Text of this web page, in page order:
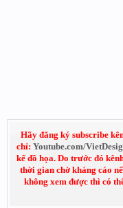
Hãy đăng ký subscribe
chỉ: Youtube.com/
kế đồ họa. Do trước đó
thời gian chờ kháng cáo
không xem được thì có